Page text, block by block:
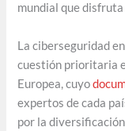
mundial que
La ciberseguridad
cuestión prioritaria
Europea, cuyo
expertos de cada
por la